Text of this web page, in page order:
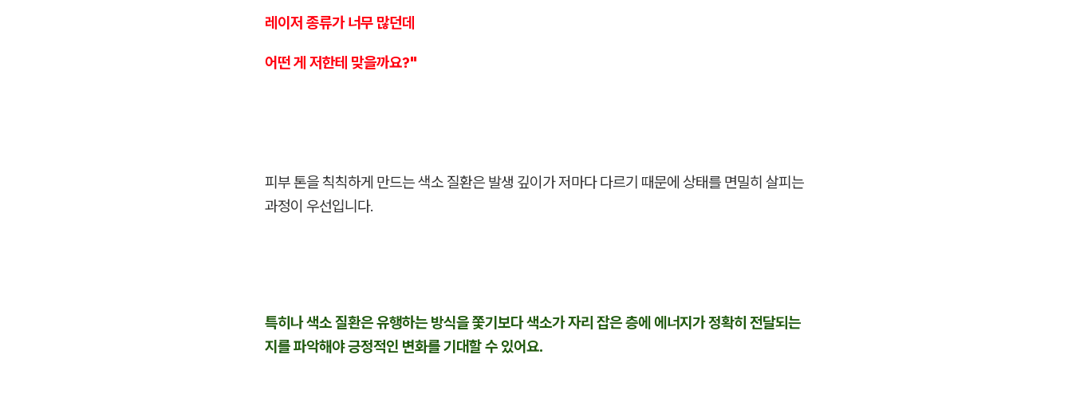
레이저 종류가 너무 많던데
어떤 게 저한테 맞을까요?"
피부 톤을 칙칙하게 만드는 색소 질환은 발생 깊이가 저마다 다르기 때문에 상태를 면밀히 살피는
과정이 우선입니다.
특히나 색소 질환은 유행하는 방식을 쫓기보다 색소가 자리 잡은 층에 에너지가 정확히 전달되는
지를 파악해야 긍정적인 변화를 기대할 수 있어요.